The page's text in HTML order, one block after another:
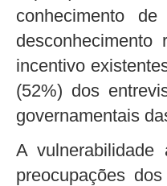
conhecimento
incentivo
(52%) dos
governamentais
A
preocupações